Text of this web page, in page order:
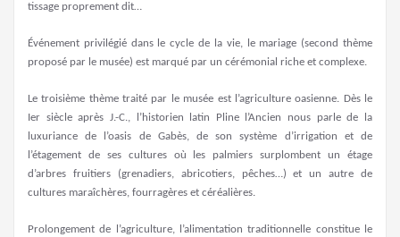
tissage proprement dit…
Événement privilégié dans le cycle de la vie, le mariage (second thème
proposé par le musée) est marqué par un cérémonial riche et complexe.
Le troisième thème traité par le musée est l’agriculture oasienne. Dès le
Ier siècle après J.-C., l’historien latin Pline l’Ancien nous parle de la
luxuriance de l’oasis de Gabès, de son système d’irrigation et de
l’étagement de ses cultures où les palmiers surplombent un étage
d’arbres fruitiers (grenadiers, abricotiers, pêches…) et un autre de
cultures maraîchères, fourragères et céréalières.
Prolongement de l’agriculture, l’alimentation traditionnelle constitue le